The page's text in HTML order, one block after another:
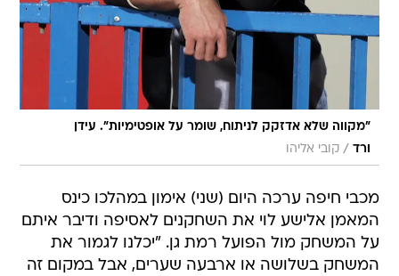
"מקווה שלא אדזקק לניתוח, שומר על אופטימיות". עידן
ורד / קובי אליהו
מכבי חיפה ערכה היום (שני) אימון במהלכו כינס
המאמן אלישע לוי את השחקנים לאסיפה ודיבר איתם
על המשחק מול הפועל רמת גן. "יכלנו לגמור את
המשחק בשלושה או ארבעה שערים, אבל במקום זה